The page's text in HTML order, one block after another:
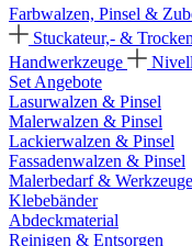
Farbwalzen, Pinsel &
Stuckateur,- &
Handwerkzeuge
Set Angebote
Lasurwalzen & Pinsel
Malerwalzen & Pinsel
Lackierwalzen & Pinsel
Fassadenwalzen & Pinsel
Malerbedarf & Werkzeuge
Klebebänder
Abdeckmaterial
Reinigen & Entsorgen